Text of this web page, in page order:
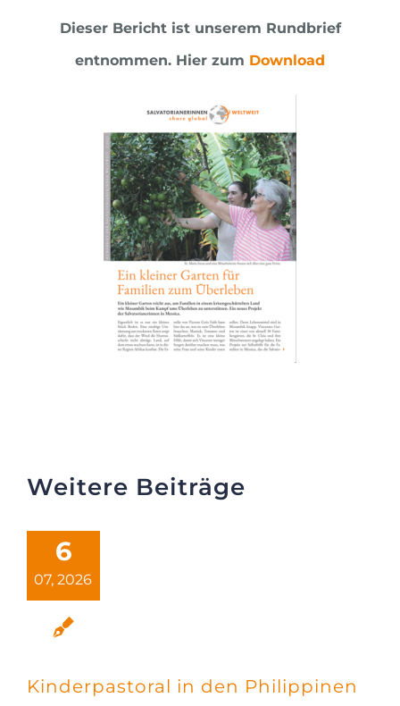
Dieser Bericht ist unserem Rundbrief
entnommen. Hier zum Download
Weitere Beiträge
6
07, 2026
Kinderpastoral in den Philippinen